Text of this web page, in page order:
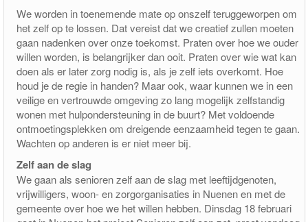
We worden in toenemende mate op onszelf teruggeworpen om
het zelf op te lossen. Dat vereist dat we creatief zullen moeten
gaan nadenken over onze toekomst. Praten over hoe we ouder
willen worden, is belangrijker dan ooit. Praten over wie wat kan
doen als er later zorg nodig is, als je zelf iets overkomt. Hoe
houd je de regie in handen? Maar ook, waar kunnen we in een
veilige en vertrouwde omgeving zo lang mogelijk zelfstandig
wonen met hulpondersteuning in de buurt? Met voldoende
ontmoetingsplekken om dreigende eenzaamheid tegen te gaan.
Wachten op anderen is er niet meer bij.
Zelf aan de slag
We gaan als senioren zelf aan de slag met leeftijdgenoten,
vrijwilligers, woon- en zorgorganisaties in Nuenen en met de
gemeente over hoe we het willen hebben. Dinsdag 18 februari